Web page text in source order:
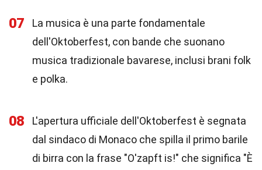
07
La musica è una parte fondamentale
dell'Oktoberfest, con bande che suonano
musica tradizionale bavarese, inclusi brani folk
e polka.
08
L'apertura ufficiale dell'Oktoberfest è segnata
dal sindaco di Monaco che spilla il primo barile
di birra con la frase "O'zapft is!" che significa "È